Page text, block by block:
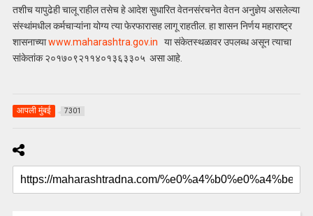
तशीच यापुढेही चालू राहील तसेच हे आदेश सुधारित वेतनसंरचनेत वेतन अनुज्ञेय असलेल्या
संस्थांमधील कर्मचाऱ्यांना योग्य त्या फेरफारासह लागू राहतील. हा शासन निर्णय महाराष्ट्र
शासनाच्याwww.maharashtra.gov.in या संकेतस्थळावर उपलब्ध असून त्याचा
सांकेतांक २०१७०९२११४०१३६३३०५ असा आहे.
आपली मुंबई 7301